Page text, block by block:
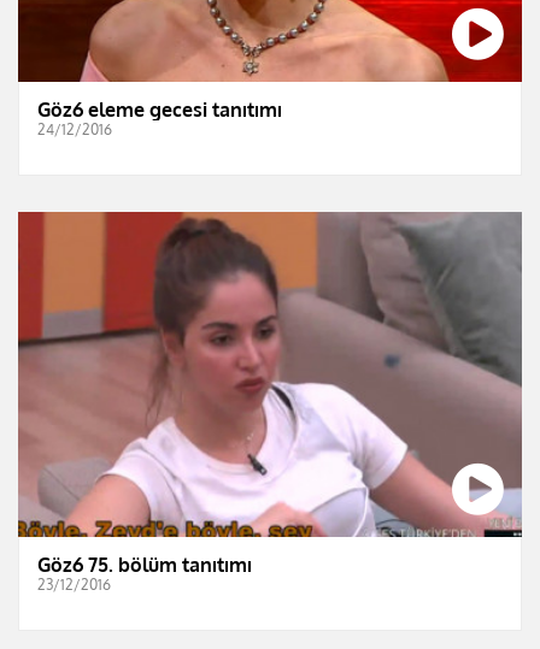
Göz6 eleme gecesi tanıtımı
24/12/2016
Göz6 75. bölüm tanıtımı
23/12/2016